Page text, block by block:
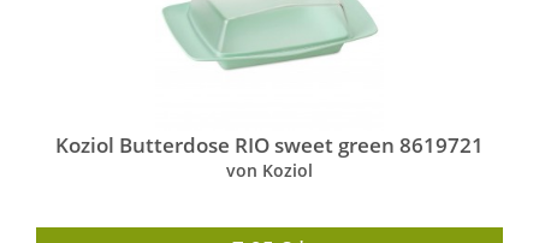
Koziol Butterdose RIO sweet green 8619721
von Koziol